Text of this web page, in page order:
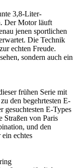
3,8-Liter-
Der Motor läuft
jenen sportlichen
Die Technik
echten Freude.
sondern auch ein
frühen Serie mit
den begehrtesten E-
gesuchtesten E-Types
Straßen von Paris
und den
echtes